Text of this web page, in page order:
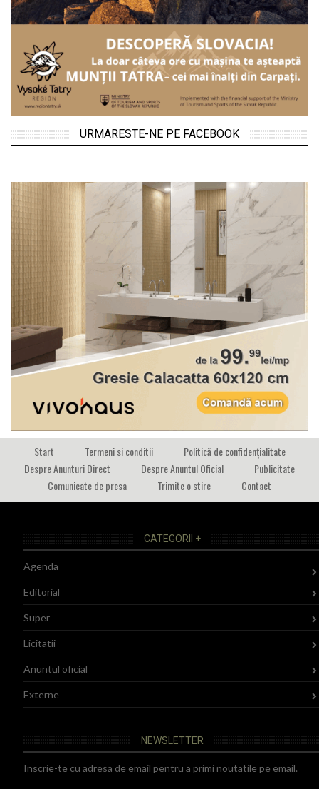
URMARESTE-NE PE FACEBOOK
Start Termeni si conditii
Politică de confidențialitate
Despre Anunturi Direct
Despre Anuntul Oficial
Publicitate
Comunicate de presa
Trimite o stire Contact
CATEGORII +
Agenda
Editorial
Super
Licitatii
Anuntul oficial
Externe
NEWSLETTER
Inscrie-te cu adresa de email pentru a primi noutatile pe email.